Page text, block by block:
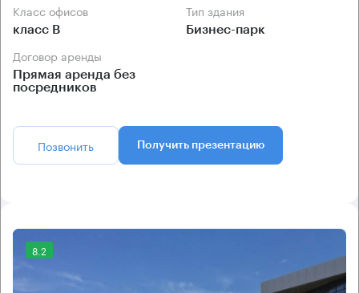
Класс офисов
класс B
Тип здания
Бизнес-парк
Договор аренды
Прямая аренда без
посредников
Позвонить Получить презентацию
8.2